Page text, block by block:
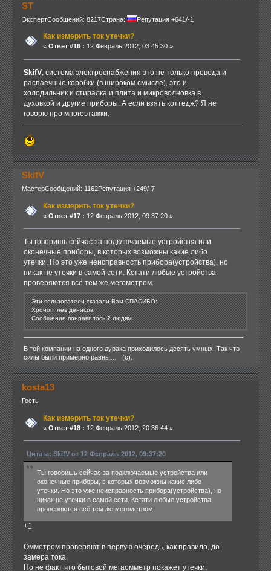
ST
ЭкспертСообщений: 8217Страна: Репутация +641/-1
Как измерить ток утечки?
« Ответ #16 : 12 Февраль 2012, 03:45:30 »
SkifV, система электроснабжения это не только провода и
распаечные коробки (в широком смысле), это и
холодильник и стиралка и плита и микроволновка в
духовкой и другие приборы. А если взять коттедж? Я не
говорю про многоэтажки.
SkifV
МастерСообщений: 1162Репутация +249/-7
Как измерить ток утечки?
« Ответ #17 : 12 Февраль 2012, 09:37:20 »
Ты говоришь сейчас за подключаемые устройства или
оконечные приборы, в которых возможны какие либо
утечки. Но это уже неисправность прибора(устройства), но
никак не утечки в самой сети. Кстати любые устройства
проверяются всё тем же мегометром.
Эти пользователи сказали Вам СПАСИБО:
Хроноп, лев денисов
Сообщение понравилось2людям
В той компании на одного дурака приходилось десять умных. Так что
силы были примерно равны… (с).
kosta13
Гость
Как измерить ток утечки?
« Ответ #18 : 12 Февраль 2012, 20:36:44 »
Цитата: SkifV от 12 Февраль 2012, 09:37:20
Ты говоришь сейчас за подключаемые устройства или
оконечные приборы, в которых возможны какие либо
утечки. Но это уже неисправность прибора(устройства), но
никак не утечки в самой сети. Кстати любые устройства
проверяются всё тем же мегометром.
+1
Омметром проверяют в первую очередь, как правило, до
замера тока.
Но не факт что бытовой мегаомметр покажет утечки,